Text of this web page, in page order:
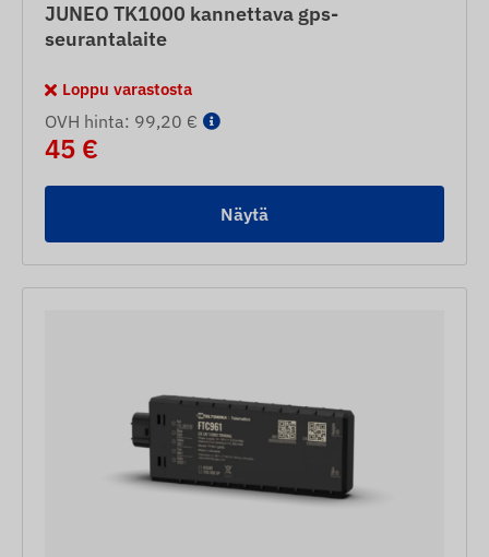
JUNEO TK1000 kannettava gps-
seurantalaite
Loppu varastosta
OVH hinta: 99,20 €
45 €
Näytä